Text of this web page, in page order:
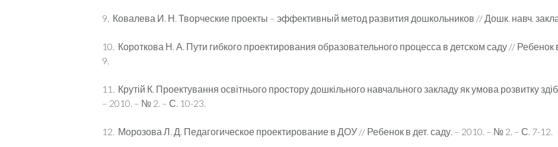
9. Ковалева И. Н. Творческие проекты – эффективный метод развития дошкольников // Дошк. навч.
10. Короткова Н. А. Пути гибкого проектирования образовательного процесса в детском саду // Ребенок
9.
11. Крутій К. Проектування освітнього простору дошкільного навчального закладу як умова розвитку
– 2010. – № 2. – С. 10-23.
12. Морозова Л. Д. Педагогическое проектирование в ДОУ // Ребенок в дет. саду. – 2010. – № 2. – С. 7-12.